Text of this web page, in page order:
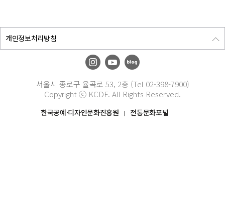
개인정보처리방침
서울시 종로구 율곡로 53, 2층 (Tel 02-398-7900)
Copyright ⓒ KCDF. All Rights Reserved.
한국공예·디자인문화진흥원 전통문화포털